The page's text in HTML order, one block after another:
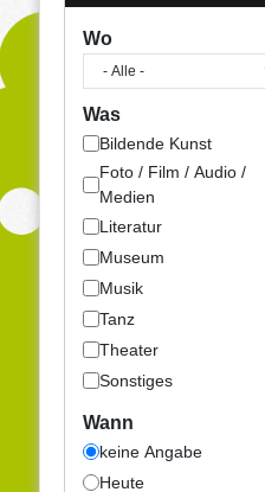
Wo
Was
Bildende Kunst
Foto / Film / Audio /
Medien
Literatur
Museum
Musik
Tanz
Theater
Sonstiges
Wann
keine Angabe
Heute